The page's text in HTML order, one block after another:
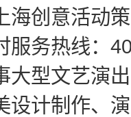
上海创意活动
服务热线：
大型文艺演
设计制作、